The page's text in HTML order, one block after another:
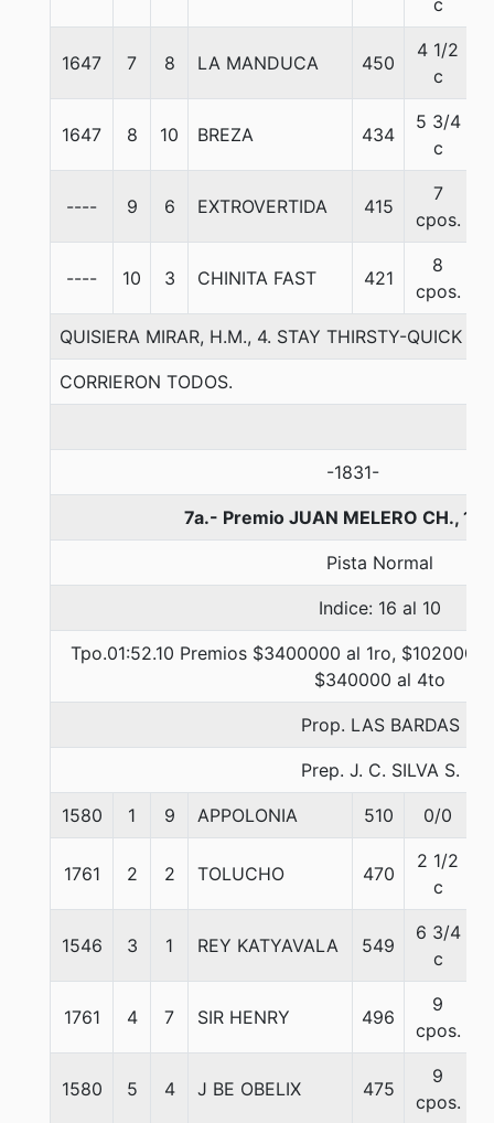
c
1647 7 8 LA MANDUCA 450
4 1/2
c
1647 8 10 BREZA 434
5 3/4
c
---- 9 6 EXTROVERTIDA 415
7
cpos.
---- 10 3 CHINITA FAST 421
8
cpos.
QUISIERA MIRAR, H.M., 4. STAY THIRSTY-QUICK
CORRIERON TODOS.
-1831-
7a.- Premio JUAN MELERO CH.,
Pista Normal
Indice: 16 al 10
Tpo.01:52.10 Premios $3400000 al 1ro,
$340000 al 4to
Prop. LAS BARDAS
Prep. J. C. SILVA S.
1580 1 9 APPOLONIA 510 0/0
1761 2 2 TOLUCHO 470
2 1/2
c
1546 3 1 REY KATYAVALA 549
6 3/4
c
1761 4 7 SIR HENRY 496
9
cpos.
1580 5 4 J BE OBELIX 475
9
cpos.